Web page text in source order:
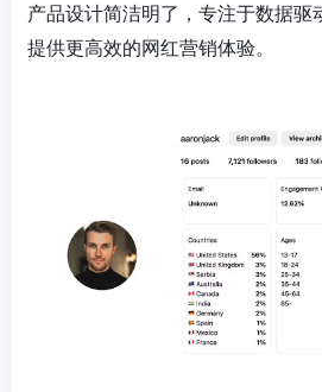
产品设计简洁明了，专注于数据驱
提供更高效的网红营销体验。